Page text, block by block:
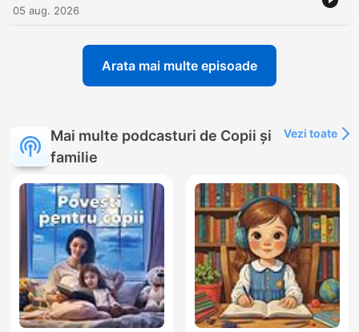
05 aug. 2026
Arata mai multe episoade
Mai multe podcasturi de Copii și
familie
Vezi toate